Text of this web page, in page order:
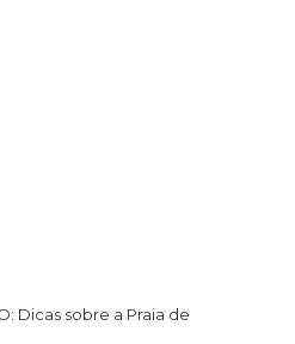
Dicas sobre a Praia de